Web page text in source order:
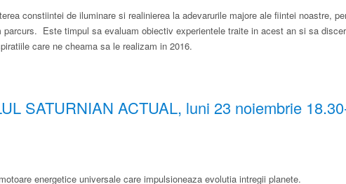
constiintei de iluminare si realinierea la adevarurile majore ale fiintei noastre,
Este timpul sa evaluam obiectiv experientele traite in acest an si sa
care ne cheama sa le realizam in 2016.
SATURNIAN ACTUAL, luni 23 noiembrie
energetice universale care impulsioneaza evolutia intregii planete.